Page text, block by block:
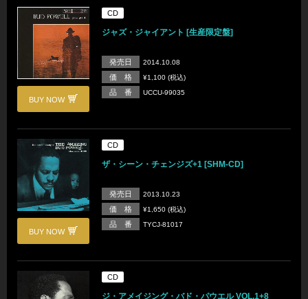
BUY NOW
CD
ジャズ・ジャイアント [生産限定盤]
発売日 2014.10.08
価 格 ¥1,100 (税込)
品 番 UCCU-99035
BUY NOW
CD
ザ・シーン・チェンジズ+1 [SHM-CD]
発売日 2013.10.23
価 格 ¥1,650 (税込)
品 番 TYCJ-81017
CD
ジ・アメイジング・バド・パウエル VOL.1+8